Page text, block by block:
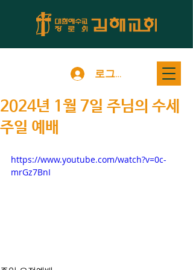
로그인
2024년 1월 7일 주님의 수세
주일 예배
https://www.youtube.com/watch?v=0c-
mrGz7BnI